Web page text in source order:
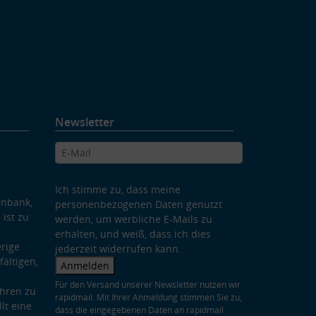
ist zu
zu
eine
Newsletter
Ich stimme zu, dass meine
personenbezogenen Daten genutzt
werden, um werbliche E-Mails zu
erhalten, und weiß, dass ich dies
jederzeit widerrufen kann.
Anmelden
Für den Versand unserer Newsletter nutzen wir
rapidmail. Mit Ihrer Anmeldung stimmen Sie zu,
dass die eingegebenen Daten an rapidmail